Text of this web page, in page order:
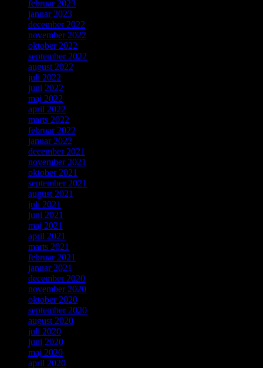
februar 2023
januar 2023
december 2022
november 2022
oktober 2022
september 2022
august 2022
juli 2022
juni 2022
maj 2022
april 2022
marts 2022
februar 2022
januar 2022
december 2021
november 2021
oktober 2021
september 2021
august 2021
juli 2021
juni 2021
maj 2021
april 2021
marts 2021
februar 2021
januar 2021
december 2020
november 2020
oktober 2020
september 2020
august 2020
juli 2020
juni 2020
maj 2020
april 2020